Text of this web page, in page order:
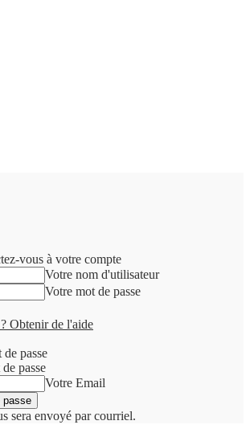
vous à votre compte
Votre nom d'utilisateur
Votre mot de passe
Obtenir de l'aide
passe
passe
Votre Email
sera envoyé par courriel.